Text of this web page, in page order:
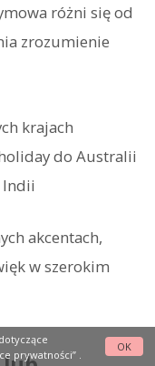
różni się od
zrozumienie
krajach
do Australii
Indii
akcentach,
w szerokim
prywatności”.
OK